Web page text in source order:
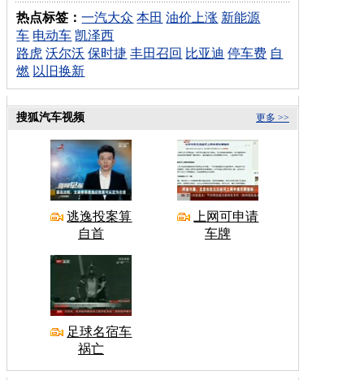
热点标签：一汽大众 本田 油价上涨 新能源
车 电动车 凯泽西
路虎 沃尔沃 保时捷 丰田召回 比亚迪 停车费 自
燃 以旧换新
更多 >>
搜狐汽车视频
逃逸投案算
自首
上网可申请
车牌
足球名宿车
祸亡